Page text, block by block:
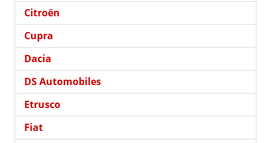
Citroën
Cupra
Dacia
DS Automobiles
Etrusco
Fiat